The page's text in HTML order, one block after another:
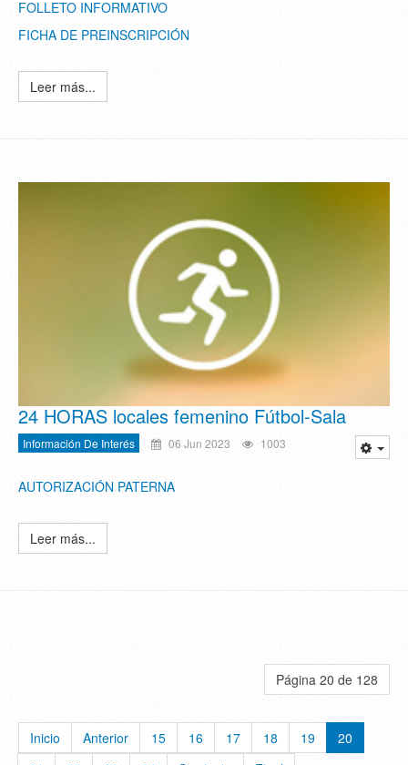
FOLLETO INFORMATIVO
FICHA DE PREINSCRIPCIÓN
Leer más...
24 HORAS locales femenino Fútbol-Sala
Información De Interés 06 Jun 2023 1003
AUTORIZACIÓN PATERNA
Leer más...
Página 20 de 128
Inicio Anterior 15 16 17 18 19
20